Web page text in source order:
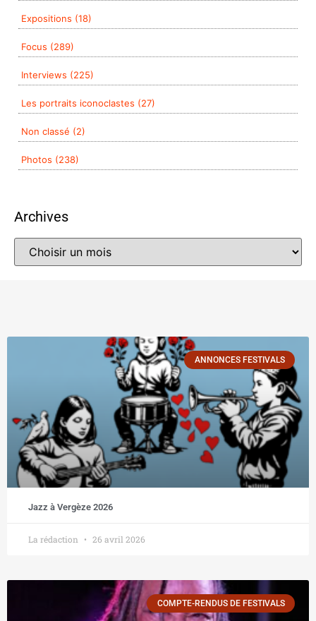
Expositions (18)
Focus (289)
Interviews (225)
Les portraits iconoclastes (27)
Non classé (2)
Photos (238)
Archives
ANNONCES FESTIVALS
Jazz à Vergèze 2026
La rédaction 26 avril 2026
COMPTE-RENDUS DE FESTIVALS